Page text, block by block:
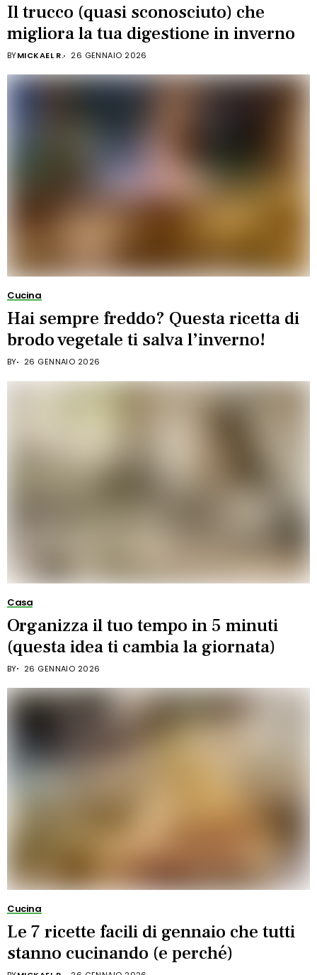
Il trucco (quasi sconosciuto) che
migliora la tua digestione in inverno
BYMICKAEL R. 26 GENNAIO 2026
Cucina
Hai sempre freddo? Questa ricetta di
brodo vegetale ti salva l’inverno!
BY 26 GENNAIO 2026
Casa
Organizza il tuo tempo in 5 minuti
(questa idea ti cambia la giornata)
BY 26 GENNAIO 2026
Cucina
Le 7 ricette facili di gennaio che tutti
stanno cucinando (e perché)